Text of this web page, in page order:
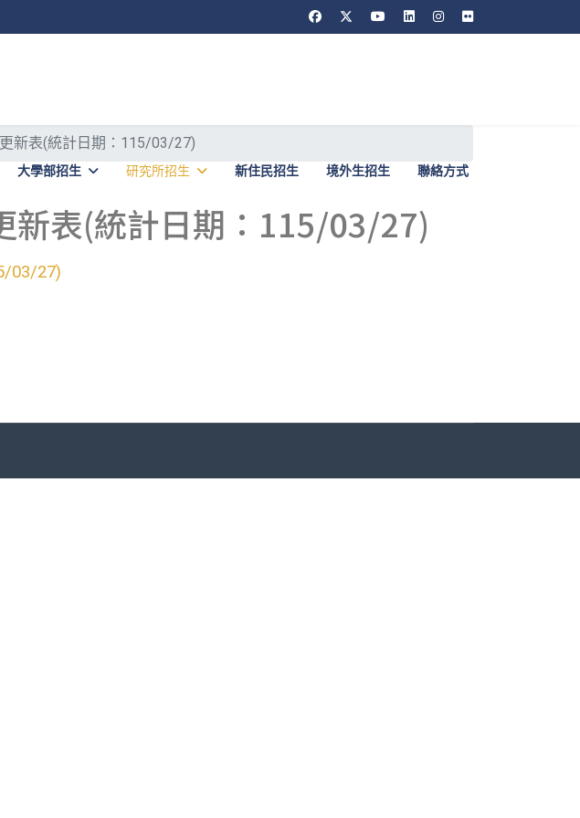
大學部招生 研究所招生 新住民招生 境外生招生 聯絡方式
新表(統計日期：115/03/27)
新表(統計日期：115/03/27)
03/27)